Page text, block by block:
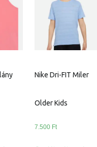
Nike Dri-FIT Miler
Older Kids
7.500 Ft